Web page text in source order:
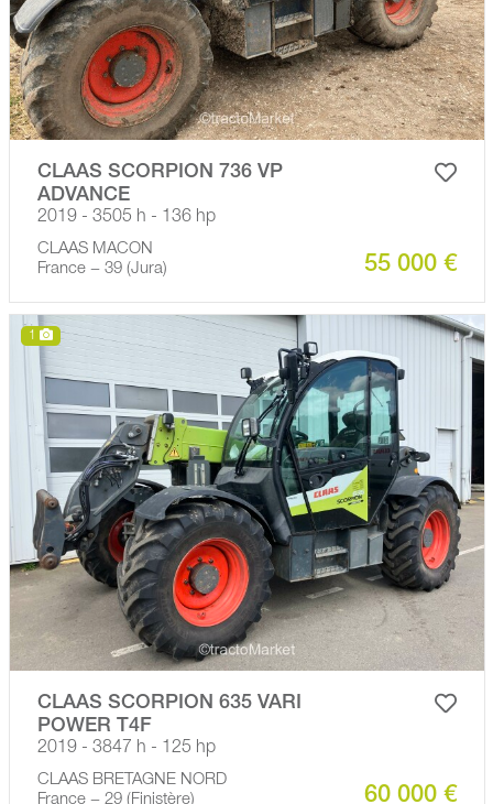
CLAAS SCORPION 736 VP
ADVANCE
2019 - 3505 h - 136 hp
CLAAS MACON
France − 39 (Jura)
55 000 €
1
CLAAS SCORPION 635 VARI
POWER T4F
2019 - 3847 h - 125 hp
CLAAS BRETAGNE NORD
France − 29 (Finistère)
60 000 €